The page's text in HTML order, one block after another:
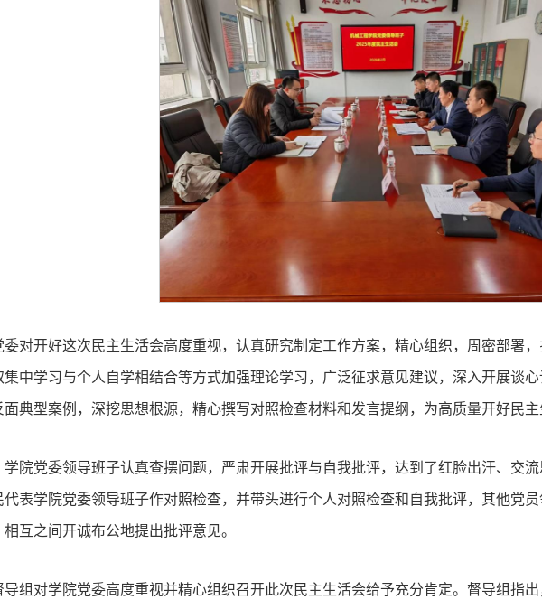
委对开好这次民主生活会高度重视，认真研究制定工作方案，精心组织，周密部署
集中学习与个人自学相结合等方式加强理论学习，广泛征求意见建议，深入开展谈心
典型案例，深挖思想根源，精心撰写对照检查材料和发言提纲，为高质量开好民主
学院党委领导班子认真查摆问题，严肃开展批评与自我批评，达到了红脸出汗、交
代表学院党委领导班子作对照检查，并带头进行个人对照检查和自我批评，其他党
互之间开诚布公地提出批评意见。
导组对学院党委高度重视并精心组织召开此次民主生活会给予充分肯定。督导组指